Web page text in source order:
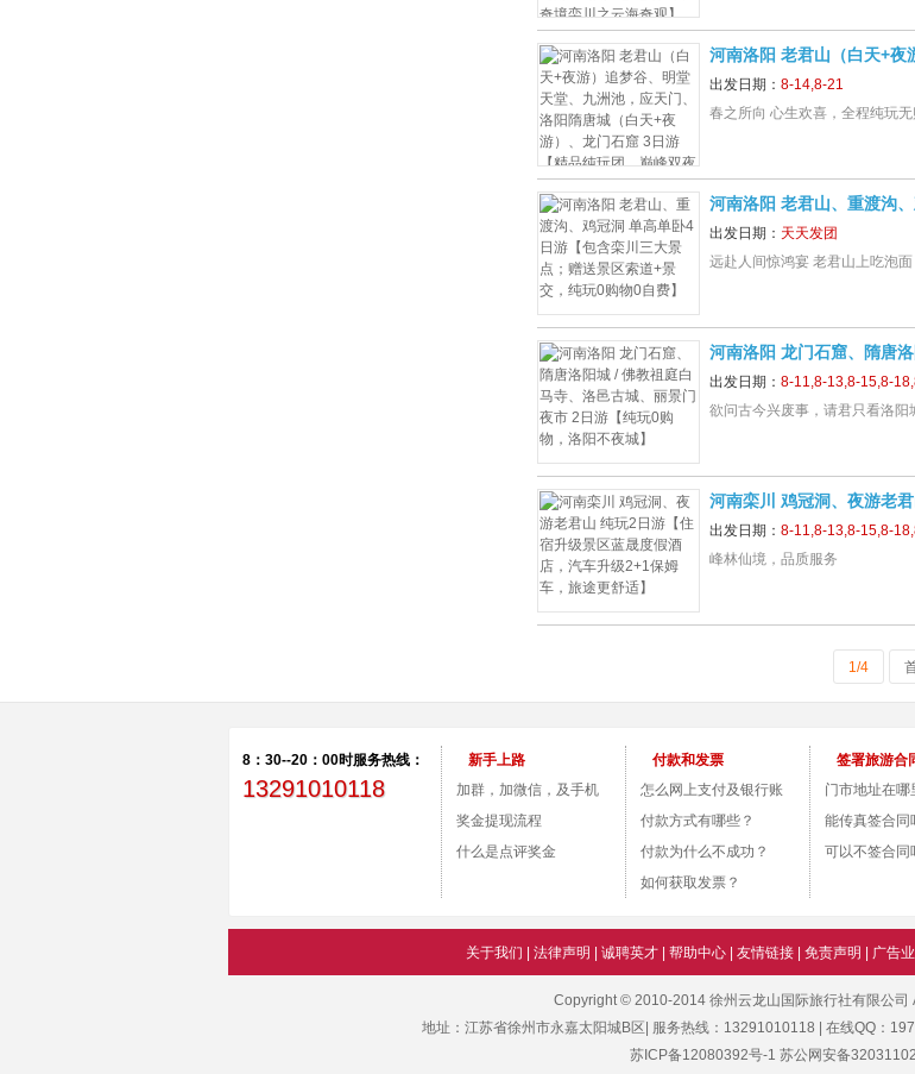
河南洛阳 老君山（白天+夜
洛阳隋唐城（白天+夜游）
景】
出发日期： 8-14,8-21
春之所向 心生欢喜，全程纯玩无
河南洛阳 老君山、重渡沟
点；赠送景区索道+景交，
出发日期： 天天发团
远赴人间惊鸿宴 老君山上吃泡面
河南洛阳 龙门石窟、隋唐
夜市 2日游【纯玩0购物，
出发日期： 8-11,8-13,8-15,8-
欲问古今兴废事，请君只看洛阳
河南栾川 鸡冠洞、夜游老
店，汽车升级2+1保姆车，
出发日期： 8-11,8-13,8-15,8-
峰林仙境，品质服务
1/4
8：30--20：00时服务热线：
13291010118
新手上路
加群，加微信，及手机
付款。
奖金提现流程
什么是点评奖金
付款和发票
怎么网上支付及银行账
号？
付款方式有哪些？
付款为什么不成功？
如何获取发票？
签署旅游合
门市地址在哪
能传真签合同
可以不签合同
关于我们 法律声明 诚聘英才| 帮助中心| 友情链接| 免责声明 广告
Copyright © 2010-2014 徐州云龙山国际旅行社有限公司
地址：江苏省徐州市永嘉太阳城B区| 服务热线：13291010118 | 在线QQ：
苏ICP备12080392号-1 苏公网安备